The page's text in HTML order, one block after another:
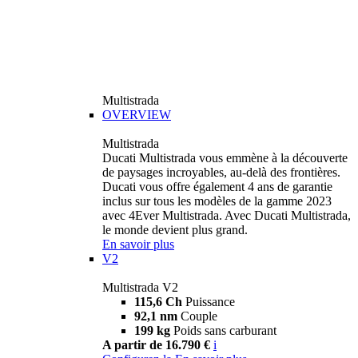
Multistrada
OVERVIEW
Multistrada
Ducati Multistrada vous emmène à la découverte
de paysages incroyables, au-delà des frontières.
Ducati vous offre également 4 ans de garantie
inclus sur tous les modèles de la gamme 2023
avec 4Ever Multistrada. Avec Ducati Multistrada,
le monde devient plus grand.
En savoir plus
V2
Multistrada V2
115,6 Ch Puissance
92,1 nm Couple
199 kg Poids sans carburant
A partir de 16.790 € i